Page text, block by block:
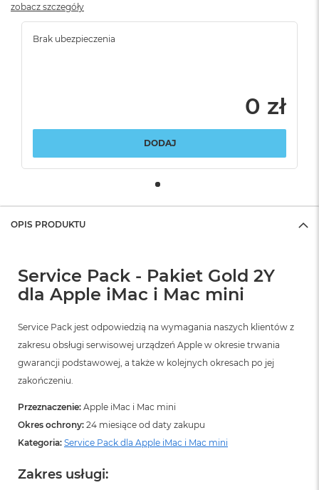
Brak ubezpieczenia
0 zł
DODAJ
zobacz szczegóły
OPIS PRODUKTU
Service Pack - Pakiet Gold 2Y
dla Apple iMac i Mac mini
Service Pack jest odpowiedzią na wymagania naszych klientów z
zakresu obsługi serwisowej urządzeń Apple w okresie trwania
gwarancji podstawowej, a także w kolejnych okresach po jej
zakończeniu.
Przeznaczenie: Apple iMac i Mac mini
Okres ochrony: 24 miesiące od daty zakupu
Kategoria: Service Pack dla Apple iMac i Mac mini
Zakres usługi: